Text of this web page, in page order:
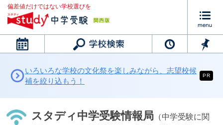
偏差値だけではない学校選びを
カレンダー
いろいろな学校の文化祭を楽しみながら、志望校候
補を絞り込もう！
PR
スタディ中学受験情報局 （中学受験に関